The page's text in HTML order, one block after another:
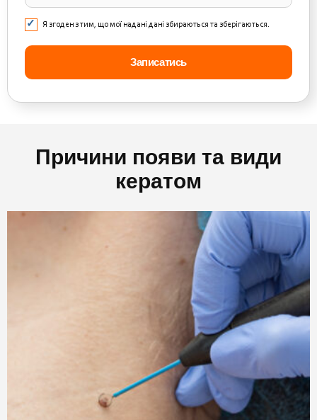
Я згоден з тим, що мої надані дані збираються та зберігаються.
Причини появи та види
кератом